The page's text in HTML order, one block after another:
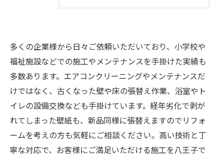
多くの企業様から日々ご依頼いただいており、小学校や
福祉施設などでの施工やメンテナンスを手掛けた実績も
多数あります。エアコンクリーニングやメンテナンスだ
けではなく、古くなった壁や床の張替え作業、浴室やト
イレの設備交換なども手掛けています。経年劣化で剥が
れてしまった壁紙も、新品同様に張替えますのでリフォ
ームを考えの方も気軽にご相談ください。高い技術と丁
寧な対応で、お客様にご満足いただける施工を八王子で